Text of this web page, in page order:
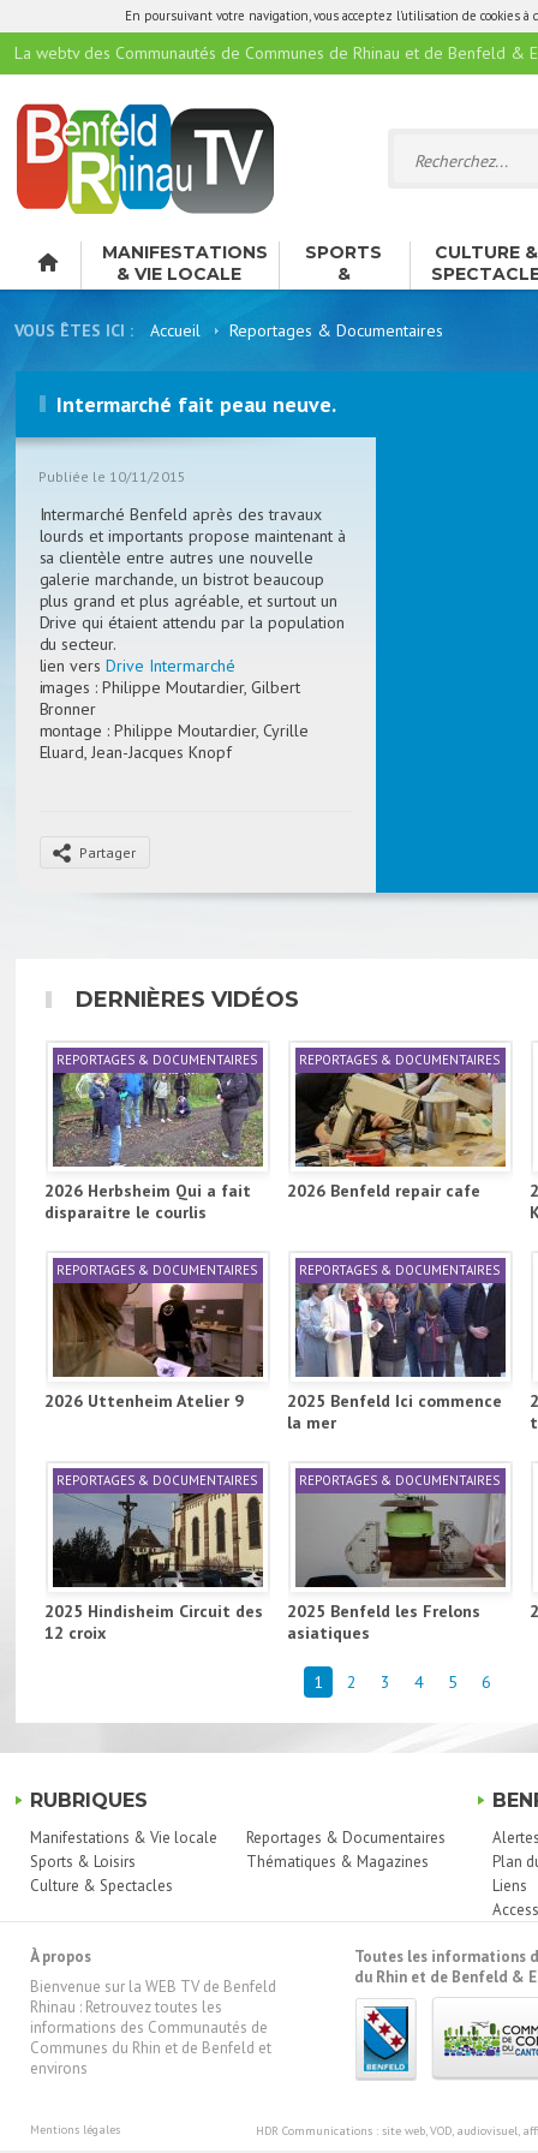
En poursuivant votre navigation, vous acceptez l'utilisation de cookies
La webtv des Communautés de Communes de Rhinau et de Benfeld &
MANIFESTATIONS
& VIE LOCALE
SPORTS
&
LOISIRS
CULTURE &
VOUS ÊTES ICI : Accueil Reportages & Documentaires
Intermarché fait peau neuve.
Publiée le 10/11/2015
Intermarché Benfeld après des travaux
lourds et importants propose maintenant à
sa clientèle entre autres une nouvelle
galerie marchande, un bistrot beaucoup
plus grand et plus agréable, et surtout un
Drive qui étaient attendu par la population
du secteur.
lien versDrive Intermarché
images : Philippe Moutardier, Gilbert
Bronner
montage : Philippe Moutardier, Cyrille
Eluard, Jean-Jacques Knopf
Partager
DERNIÈRES VIDÉOS
REPORTAGES & DOCUMENTAIRES
2026 Herbsheim Qui a fait
disparaitre le courlis
REPORTAGES & DOCUMENTAIRES
2026 Benfeld repair cafe
REPORTAGES & DOCUMENTAIRES
2026 Uttenheim Atelier 9
REPORTAGES & DOCUMENTAIRES
2025 Benfeld Ici commence
la mer
REPORTAGES & DOCUMENTAIRES
2025 Hindisheim Circuit des
12 croix
REPORTAGES & DOCUMENTAIRES
2025 Benfeld les Frelons
asiatiques
1 2 3 4 5 6
RUBRIQUES
Manifestations & Vie locale
Sports & Loisirs
Culture & Spectacles
Reportages & Documentaires
Thématiques & Magazines
Plan
Liens
À propos
Bienvenue sur la WEB TV de Benfeld
Rhinau : Retrouvez toutes les
informations des Communautés de
Communes du Rhin et de Benfeld et
environs
Toutes les informations
du Rhin et de Benfeld &
Mentions légales HDR Communications : site web, VOD, audiovisuel,